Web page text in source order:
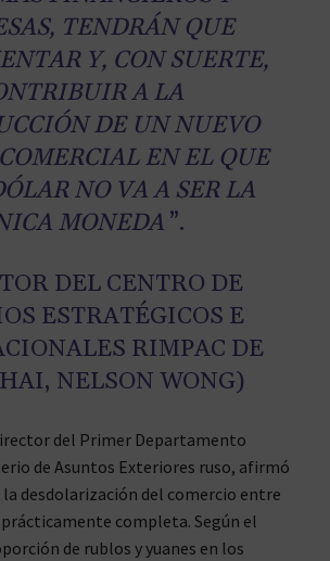
TENDRÁN QUE
Y, CON SUERTE,
A LA
DE UN NUEVO
EN EL QUE
NO VA A SER LA
MONEDA”.
DEL CENTRO DE
ESTRATÉGICOS E
RIMPAC DE
NELSON WONG)
del Primer Departamento
de Asuntos Exteriores ruso, afirmó
la desdolarización del comercio entre
prácticamente completa. Según el
de rublos y yuanes en los